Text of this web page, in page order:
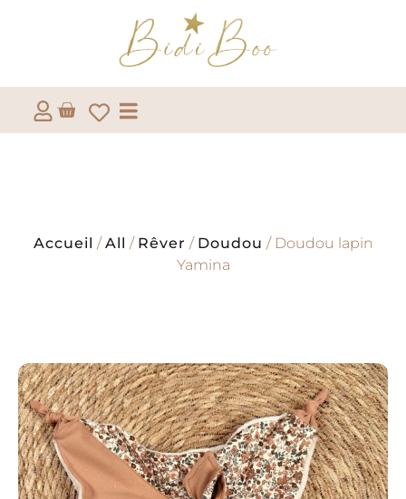
Accueil /All / Rêver / Doudou / Doudou lapin
Yamina